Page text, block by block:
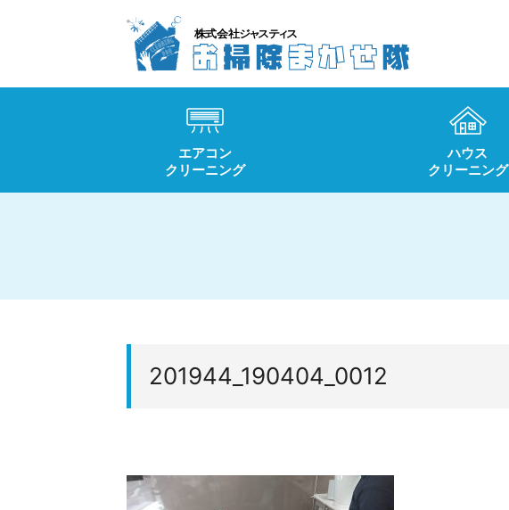
エアコン
クリーニング
ハウス
クリーニング
201944_190404_0012